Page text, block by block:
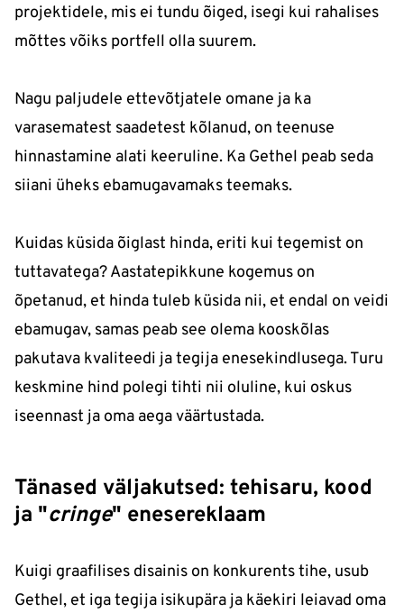
projektidele, mis ei tundu õiged, isegi kui rahalises
mõttes võiks portfell olla suurem.
Nagu paljudele ettevõtjatele omane ja ka
varasematest saadetest kõlanud, on teenuse
hinnastamine alati keeruline. Ka Gethel peab seda
siiani üheks ebamugavamaks teemaks.
Kuidas küsida õiglast hinda, eriti kui tegemist on
tuttavatega? Aastatepikkune kogemus on
õpetanud, et hinda tuleb küsida nii, et endal on veidi
ebamugav, samas peab see olema kooskõlas
pakutava kvaliteedi ja tegija enesekindlusega. Turu
keskmine hind polegi tihti nii oluline, kui oskus
iseennast ja oma aega väärtustada.
Tänased väljakutsed: tehisaru, kood
ja "cringe" enesereklaam
Kuigi graafilises disainis on konkurents tihe, usub
Gethel, et iga tegija isikupära ja käekiri leiavad oma